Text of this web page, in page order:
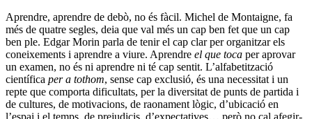
Aprendre, aprendre de debò, no és fàcil. Michel de Montaigne, fa
més de quatre segles, deia que val més un cap ben fet que un cap
ben ple. Edgar Morin parla de tenir el cap clar per organitzar els
coneixements i aprendre a viure. Aprendre el que toca per aprovar
un examen, no és ni aprendre ni té cap sentit. L’alfabetització
científica per a tothom, sense cap exclusió, és una necessitat i un
repte que comporta dificul­tats, per la diversitat de punts de partida i
de cultures, de motivacions, de raonament lògic, d’ubicació en
l’espai i el temps, de prejudicis, d’expectatives… però no cal afegir-